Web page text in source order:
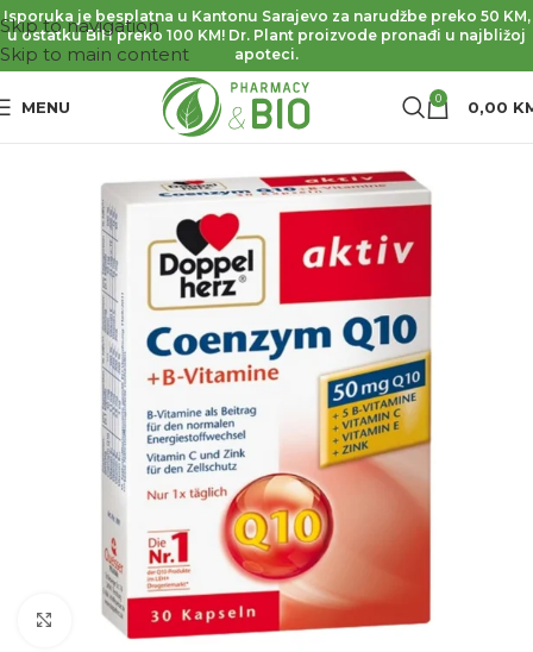
Skip to navigation
Skip to main content
Isporuka je besplatna u Kantonu Sarajevo za narudžbe preko 50 KM,
u ostatku BiH preko 100 KM! Dr. Plant proizvode pronađi u najbližoj
apoteci.
MENU 0 0,00
Kliknite za povećanje